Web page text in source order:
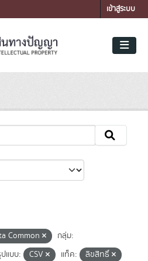
เข้าสู่ระบบ
Common
กลุ่ม:
แบบ: CSV แท็ค:
ลิขสิทธิ์